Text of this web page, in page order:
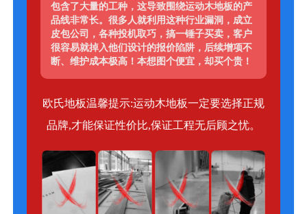
包含了大量的工种，这导致围绕运动木地板的产
品线非常长。很多人就利用这种行业漏洞，成立
皮包公司，各种投机取巧，搞一锤子买卖，客户
很容易就掉入他们设计的报价陷阱，后续增项不
断、维护成本极高！本想图个便宜，却买个贵！
欧氏地板温馨提示:运动木地板一定要选择正规
品牌,才能保证性价比,保证工程无后顾之忧。